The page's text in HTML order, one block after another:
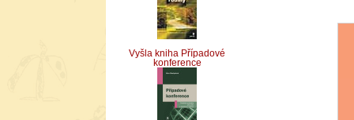
Vyšla kniha Případové
konference